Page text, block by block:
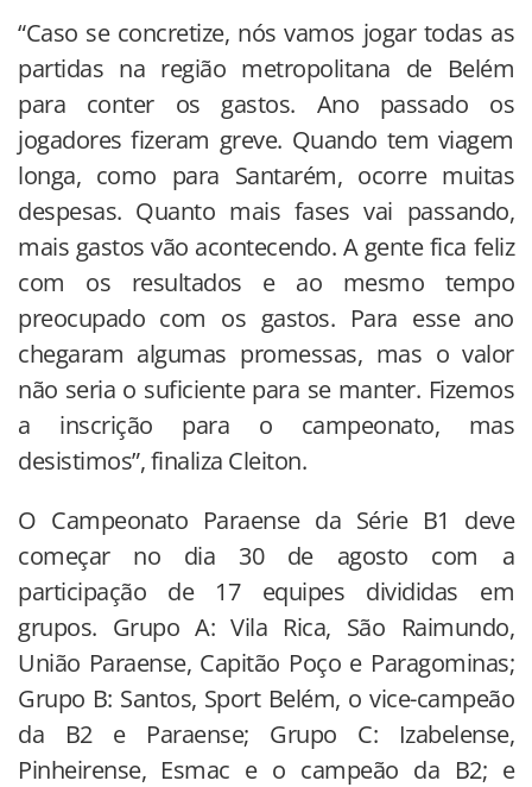
“Caso se concretize, nós vamos jogar todas as
partidas na região metropolitana de Belém
para conter os gastos. Ano passado os
jogadores fizeram greve. Quando tem viagem
longa, como para Santarém, ocorre muitas
despesas. Quanto mais fases vai passando,
mais gastos vão acontecendo. A gente fica feliz
com os resultados e ao mesmo tempo
preocupado com os gastos. Para esse ano
chegaram algumas promessas, mas o valor
não seria o suficiente para se manter. Fizemos
a inscrição para o campeonato, mas
desistimos”, finaliza Cleiton.
O Campeonato Paraense da Série B1 deve
começar no dia 30 de agosto com a
participação de 17 equipes divididas em
grupos. Grupo A: Vila Rica, São Raimundo,
União Paraense, Capitão Poço e Paragominas;
Grupo B: Santos, Sport Belém, o vice-campeão
da B2 e Paraense; Grupo C: Izabelense,
Pinheirense, Esmac e o campeão da B2; e